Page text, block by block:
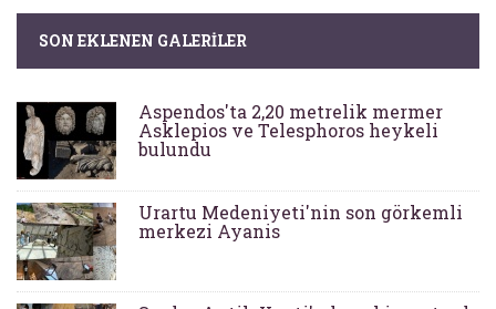
SON EKLENEN GALERILER
Aspendos'ta 2,20 metrelik mermer
Asklepios ve Telesphoros heykeli
bulundu
Urartu Medeniyeti'nin son görkemli
merkezi Ayanis